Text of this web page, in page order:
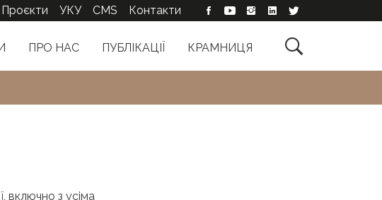

ПРО НАС ПУБЛІКАЦІЇ КРАМНИЦЯ
Проєкти УКУ CMS Контакти
включно з усіма